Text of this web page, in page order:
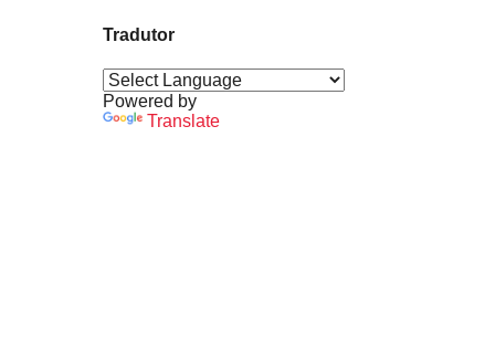
Tradutor
Powered by
Translate